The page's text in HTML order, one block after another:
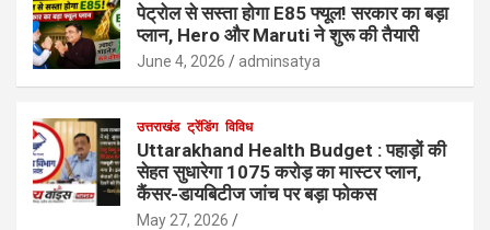
पेट्रोल से सस्ता होगा E85 फ्यूल! सरकार का बड़ा
प्लान, Hero और Maruti ने शुरू की तैयारी
June 4, 2026 adminsatya
उत्तराखंड ट्रेंडिंग विविध
Uttarakhand Health Budget : पहाड़ों की
सेहत सुधारेगा 1075 करोड़ का मास्टर प्लान,
कैंसर-डायबिटीज जांच पर बड़ा फोकस
May 27, 2026